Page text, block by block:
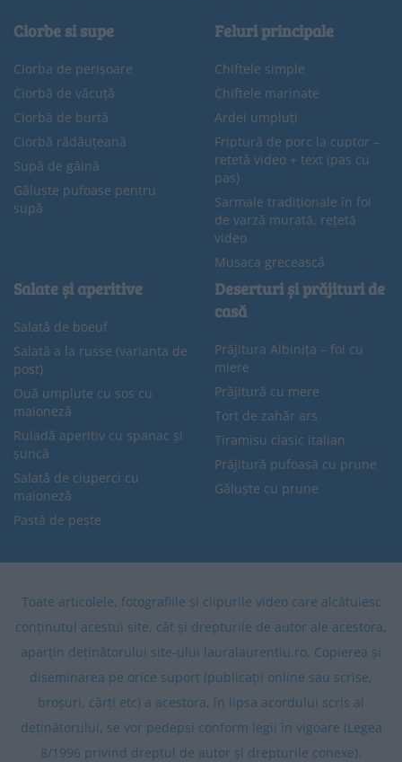
Ciorbe si supe
Ciorba de perișoare
Ciorbă de văcuță
Ciorbă de burtă
Ciorbă rădăuțeană
Supă de găină
Găluște pufoase pentru
supă
Feluri principale
Chiftele simple
Chiftele marinate
Ardei umpluți
Friptură de porc la cuptor –
rețetă video + text (pas cu
pas)
Sarmale tradiționale în foi
de varză murată, rețetă
video
Musaca grecească
Salate și aperitive
Salată de boeuf
Salată a la russe (varianta de
post)
Ouă umplute cu sos cu
maioneză
Ruladă aperitiv cu spanac și
șuncă
Salată de ciuperci cu
maioneză
Pastă de pește
Deserturi și prăjituri de
casă
Prăjitura Albinița – foi cu
miere
Prăjitură cu mere
Tort de zahăr ars
Tiramisu clasic italian
Prăjitură pufoasă cu prune
Găluște cu prune
Toate articolele, fotografiile și clipurile video care alcătuiesc
conținutul acestui site, cât și drepturile de autor ale acestora,
aparțin deținătorului site-ului lauralaurentiu.ro. Copierea și
diseminarea pe orice suport (publicații online sau scrise,
broșuri, cărți etc) a acestora, în lipsa acordului scris al
deținătorului, se vor pedepsi conform legii în vigoare (Legea
8/1996 privind dreptul de autor și drepturile conexe).